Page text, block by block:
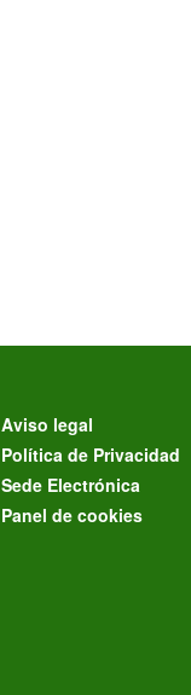
Aviso legal
Política de Privacidad
Sede Electrónica
Panel de cookies